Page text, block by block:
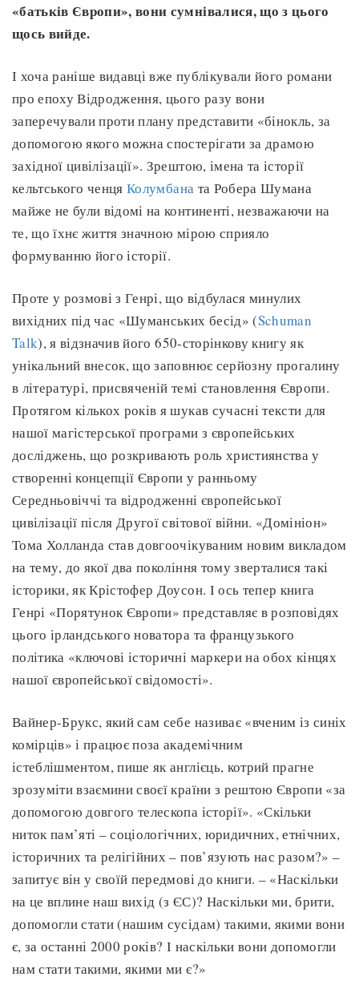
«батьків Європи», вони сумнівалися, що з цього
щось вийде.
І хоча раніше видавці вже публікували його романи
про епоху Відродження, цього разу вони
заперечували проти плану представити «бінокль, за
допомогою якого можна спостерігати за драмою
західної цивілізації». Зрештою, імена та історії
кельтського ченцяКолумбана та Робера Шумана
майже не були відомі на континенті, незважаючи на
те, що їхнє життя значною мірою сприяло
формуванню його історії.
Проте у розмові з Генрі, що відбулася минулих
вихідних під час «Шуманських бесід» (Schuman
Talk), я відзначив його 650-сторінкову книгу як
унікальний внесок, що заповнює серйозну прогалину
в літературі, присвяченій темі становлення Європи.
Протягом кількох років я шукав сучасні тексти для
нашої магістерської програми з європейських
досліджень, що розкривають роль християнства у
створенні концепції Європи у ранньому
Середньовіччі та відродженні європейської
цивілізації після Другої світової війни. «Домініон»
Тома Холланда став довгоочікуваним новим викладом
на тему, до якої два покоління тому зверталися такі
історики, як Крістофер Доусон. І ось тепер книга
Генрі «Порятунок Європи» представляє в розповідях
цього ірландського новатора та французького
політика «ключові історичні маркери на обох кінцях
нашої європейської свідомості».
Вайнер-Брукс, який сам себе називає «вченим із синіх
комірців» і працює поза академічним
істеблішментом, пише як англієць, котрий прагне
зрозуміти взаємини своєї країни з рештою Європи «за
допомогою довгого телескопа історії». «Скільки
ниток пам’яті – соціологічних, юридичних, етнічних,
історичних та релігійних – пов’язують нас разом?» –
запитує він у своїй передмові до книги. – «Наскільки
на це вплине наш вихід (з ЄС)? Наскільки ми, брити,
допомогли стати (нашим сусідам) такими, якими вони
є, за останні 2000 років? І наскільки вони допомогли
нам стати такими, якими ми є?»